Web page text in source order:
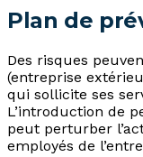
Plan de
Des risques
(entreprise
qui sollicite ses
L’introduction de
peut perturber
employés de